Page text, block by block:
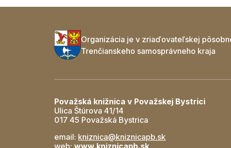
Organizácia je v zriaďovateľskej
Trenčianskeho samosprávneho kraja
Považská knižnica v Považskej Bystrici
Ulica Štúrova 41/14
017 45 Považská Bystrica
email: kniznica@kniznicapb.sk